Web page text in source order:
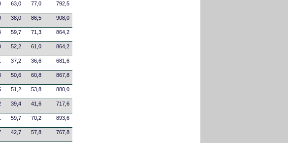
63,0 77,0 792,5
38,0 86,5 908,0
59,7 71,3 864,2
52,2 61,0 864,2
37,2 36,6 681,6
50,6 60,8 867,8
51,2 53,8 880,0
39,4 41,6 717,6
59,7 70,2 893,6
42,7 57,8 767,8